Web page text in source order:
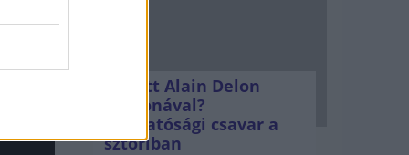
Mi lett Alain Delon
vagyonával?
Adóhatósági csavar a
sztoriban